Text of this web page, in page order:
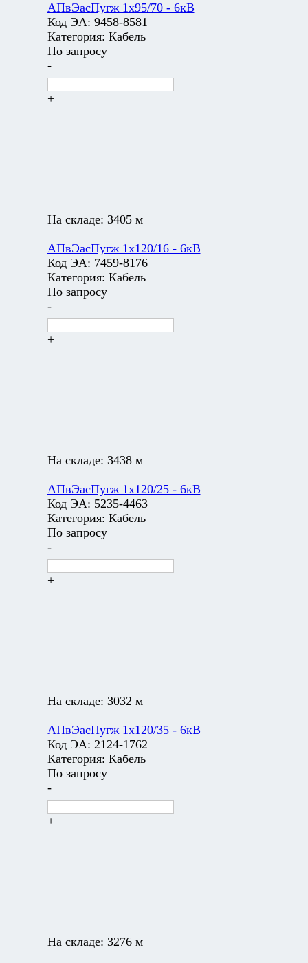
АПвЭасПугж 1х95/70 - 6кВ
Код ЭА: 9458-8581
Категория: Кабель
По запросу
-
+
На складе: 3405 м
АПвЭасПугж 1х120/16 - 6кВ
Код ЭА: 7459-8176
Категория: Кабель
По запросу
-
+
На складе: 3438 м
АПвЭасПугж 1х120/25 - 6кВ
Код ЭА: 5235-4463
Категория: Кабель
По запросу
-
+
На складе: 3032 м
АПвЭасПугж 1х120/35 - 6кВ
Код ЭА: 2124-1762
Категория: Кабель
По запросу
-
+
На складе: 3276 м